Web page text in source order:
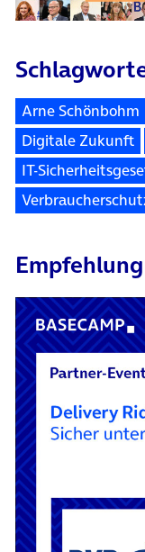
Arne Schönbohm
Digitale Zukunft
IT-